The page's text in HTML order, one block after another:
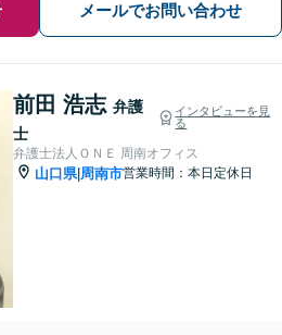
メールでお問い合わせ
前田 浩志 弁護
士
インタビューを見
る
弁護士法人ＯＮＥ 周南オフィス
山口県| 周南市営業時間：本日定休日